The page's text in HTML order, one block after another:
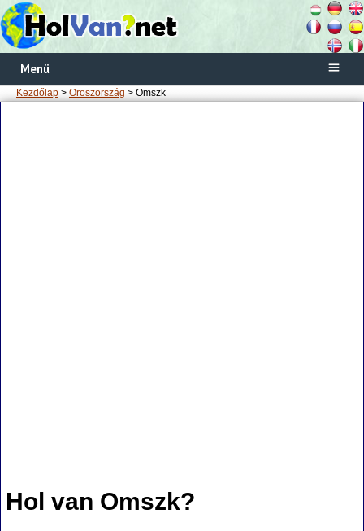
Menü
Kezdőlap > Oroszország > Omszk
Hol van Omszk?